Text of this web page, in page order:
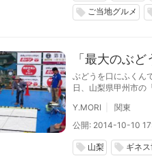
local_offer ご当地グルメ
「最大のぶ
ぶどうを口にふくん
日、山梨県甲州市の
Y.MORI
関東
公開: 2014-10-10
local_offer 山梨 local_offer ギネ